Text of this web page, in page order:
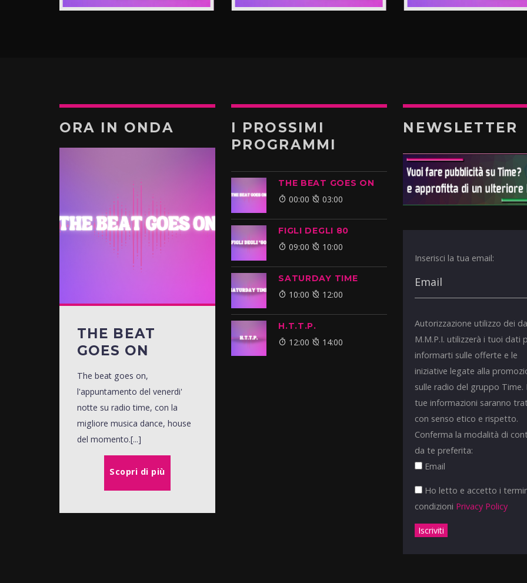
ORA IN ONDA
THE BEAT
GOES ON
The beat goes on,
l'appuntamento del venerdi'
notte su radio time, con la
migliore musica dance, house
del momento.[...]
Scopri di più
I PROSSIMI
PROGRAMMI
THE BEAT GOES ON
00:00 03:00
FIGLI DEGLI 80
09:00 10:00
SATURDAY TIME
10:00 12:00
H.T.T.P.
12:00 14:00
NEWSLETTER
Inserisci la tua email:
Autorizzazione utilizzo dei
M.M.P.I. utilizzerà i tuoi dati
informarti sulle offerte e le
iniziative legate alla
sulle radio del gruppo Time.
tue informazioni saranno
con senso etico e rispetto.
Conferma la modalità di
da te preferita:
Email
Ho letto e accetto i
condizioni Privacy Policy